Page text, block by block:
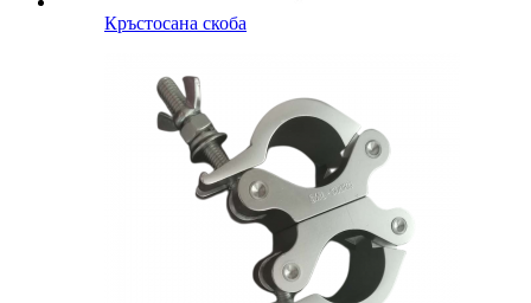
Кръстосана скоба